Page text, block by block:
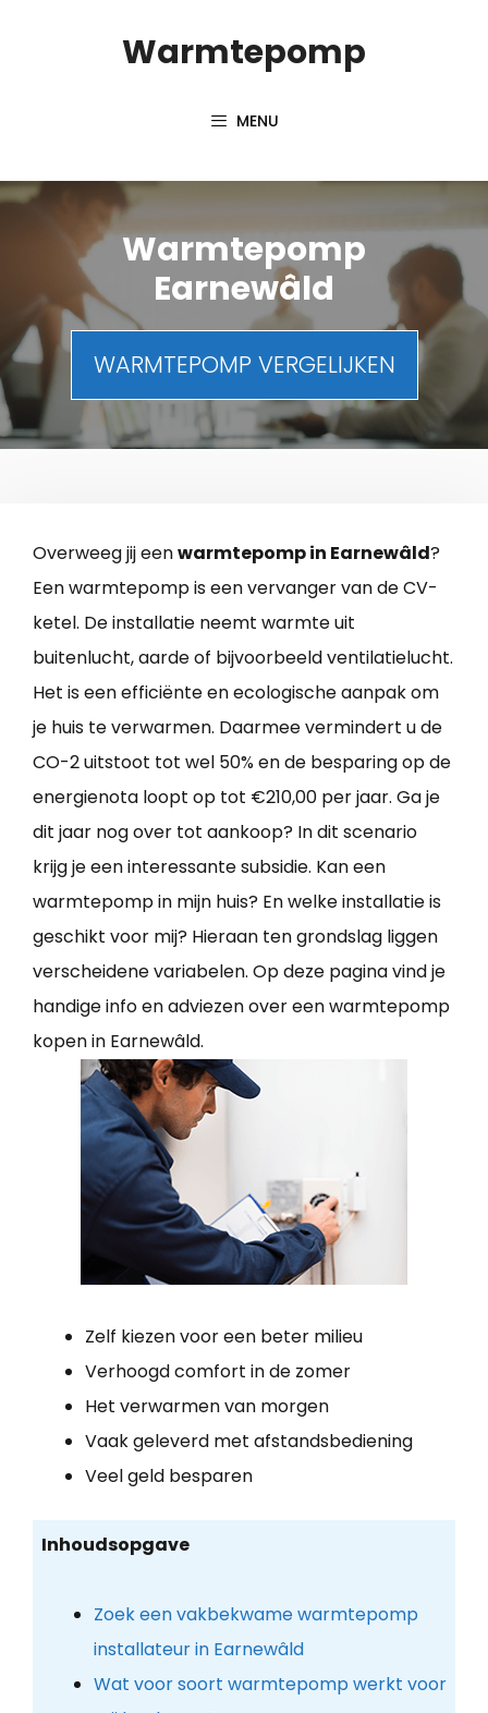
Warmtepomp
MENU
Warmtepomp
Earnewâld
WARMTEPOMP VERGELIJKEN
Overweeg jij eenwarmtepomp in Earnewâld?
Een warmtepomp is een vervanger van de CV-
ketel. De installatie neemt warmte uit
buitenlucht, aarde of bijvoorbeeld ventilatielucht.
Het is een efficiënte en ecologische aanpak om
je huis te verwarmen. Daarmee vermindert u de
CO-2 uitstoot tot wel 50% en de besparing op de
energienota loopt op tot €210,00 per jaar. Ga je
dit jaar nog over tot aankoop? In dit scenario
krijg je een interessante subsidie. Kan een
warmtepomp in mijn huis? En welke installatie is
geschikt voor mij? Hieraan ten grondslag liggen
verscheidene variabelen. Op deze pagina vind je
handige info en adviezen over een warmtepomp
kopen in Earnewâld.
Zelf kiezen voor een beter milieu
Verhoogd comfort in de zomer
Het verwarmen van morgen
Vaak geleverd met afstandsbediening
Veel geld besparen
Inhoudsopgave
Zoek een vakbekwame warmtepomp
installateur in Earnewâld
Wat voor soort warmtepomp werkt voor